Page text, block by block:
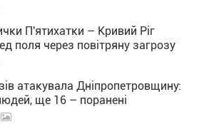
П'ятихатки – Кривий Ріг
поля через повітряну загрозу
атакувала Дніпропетровщину:
ще 16 – поранені